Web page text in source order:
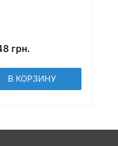
грн.
В КОРЗИНУ